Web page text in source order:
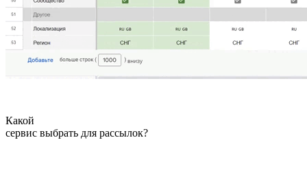
Какой
сервис выбрать для рассылок?